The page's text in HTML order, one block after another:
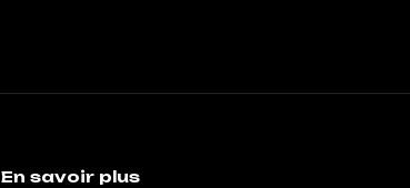
En savoir plus